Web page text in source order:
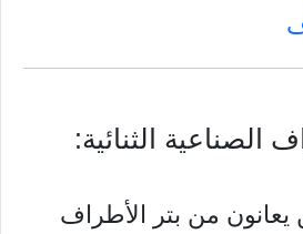
الصناعية الثنائية:
يعانون من بتر الأطراف